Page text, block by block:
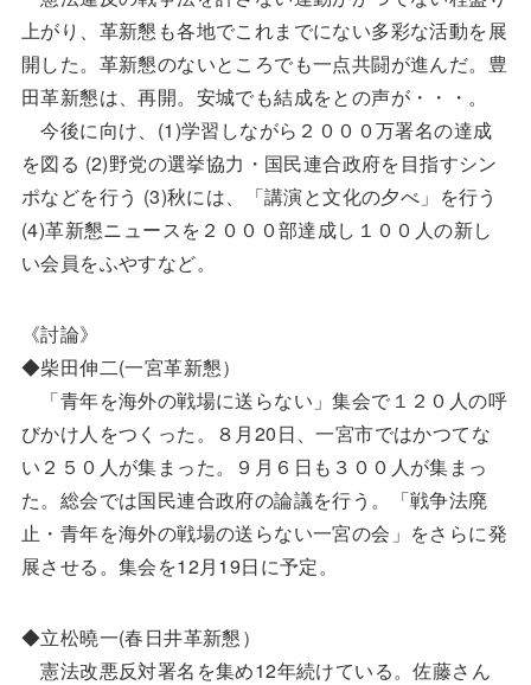
上がり、革新懇も各地でこれまでにない多彩な活動を展
開した。革新懇のないところでも一点共闘が進んだ。豊
田革新懇は、再開。安城でも結成をとの声が・・・。
今後に向け、(1)学習しながら２０００万署名の達成
を図る (2)野党の選挙協力・国民連合政府を目指すシン
ポなどを行う (3)秋には、「講演と文化の夕べ」を行う
(4)革新懇ニュースを２０００部達成し１００人の新し
い会員をふやすなど。
《討論》
◆柴田伸二(一宮革新懇）
「青年を海外の戦場に送らない」集会で１２０人の呼
びかけ人をつくった。８月20日、一宮市ではかつてな
い２５０人が集まった。９月６日も３００人が集まっ
た。総会では国民連合政府の論議を行う。「戦争法廃
止・青年を海外の戦場の送らない一宮の会」をさらに発
展させる。集会を12月19日に予定。
◆立松曉一(春日井革新懇）
憲法改悪反対署名を集め12年続けている。佐藤さん